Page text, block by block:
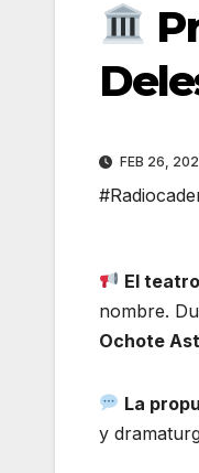
FEB 26,
El
nombre.
Ochote
La
y